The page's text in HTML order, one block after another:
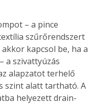
– a pince
szűrőrendszert
kapcsol be, ha a
a szivattyúzás
alapzatot terhelő
szint alatt tartható. A
helyezett drain-